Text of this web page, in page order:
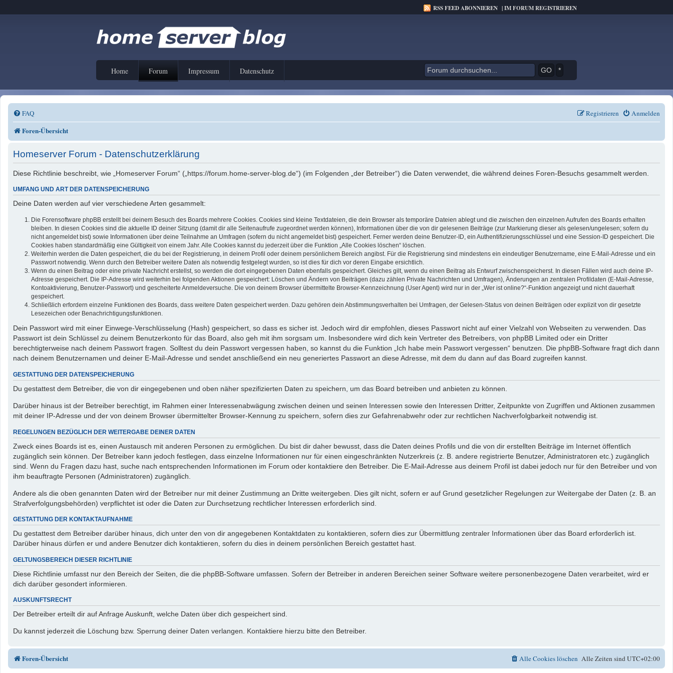
RSS FEED ABONNIEREN |IM FORUM REGISTRIEREN
Home Forum Impressum Datenschutz *
FAQ Anmelden
Registrieren
Foren-Übersicht
Homeserver Forum - Datenschutzerklärung
Diese Richtlinie beschreibt, wie „Homeserver Forum“ („https://forum.home-server-blog.de“) (im Folgenden „der Betreiber“) die Daten verwendet, die während deines Foren-Besuchs gesammelt werden.
UMFANG UND ART DER DATENSPEICHERUNG
Deine Daten werden auf vier verschiedene Arten gesammelt:
Die Forensoftware phpBB erstellt bei deinem Besuch des Boards mehrere Cookies. Cookies sind kleine Textdateien, die dein Browser als temporäre Dateien ablegt und die zwischen den einzelnen Aufrufen des Boards erhalten
bleiben. In diesen Cookies sind die aktuelle ID deiner Sitzung (damit dir alle Seitenaufrufe zugeordnet werden können), Informationen über die von dir gelesenen Beiträge (zur Markierung dieser als gelesen/ungelesen; sofern du
nicht angemeldet bist) sowie Informationen über deine Teilnahme an Umfragen (sofern du nicht angemeldet bist) gespeichert. Ferner werden deine Benutzer-ID, ein Authentifizierungsschlüssel und eine Session-ID gespeichert. Die
Cookies haben standardmäßig eine Gültigkeit von einem Jahr. Alle Cookies kannst du jederzeit über die Funktion „Alle Cookies löschen“ löschen.
Weiterhin werden die Daten gespeichert, die du bei der Registrierung, in deinem Profil oder deinem persönlichem Bereich angibst. Für die Registrierung sind mindestens ein eindeutiger Benutzername, eine E-Mail-Adresse und ein
Passwort notwendig. Wenn durch den Betreiber weitere Daten als notwendig festgelegt wurden, so ist dies für dich vor deren Eingabe ersichtlich.
Wenn du einen Beitrag oder eine private Nachricht erstellst, so werden die dort eingegebenen Daten ebenfalls gespeichert. Gleiches gilt, wenn du einen Beitrag als Entwurf zwischenspeicherst. In diesen Fällen wird auch deine IP-
Adresse gespeichert. Die IP-Adresse wird weiterhin bei folgenden Aktionen gespeichert: Löschen und Ändern von Beiträgen (dazu zählen Private Nachrichten und Umfragen), Änderungen an zentralen Profildaten (E-Mail-Adresse,
Kontoaktivierung, Benutzer-Passwort) und gescheiterte Anmeldeversuche. Die von deinem Browser übermittelte Browser-Kennzeichnung (User Agent) wird nur in der „Wer ist online?“-Funktion angezeigt und nicht dauerhaft
gespeichert.
Schließlich erfordern einzelne Funktionen des Boards, dass weitere Daten gespeichert werden. Dazu gehören dein Abstimmungsverhalten bei Umfragen, der Gelesen-Status von deinen Beiträgen oder explizit von dir gesetzte
Lesezeichen oder Benachrichtigungsfunktionen.
Dein Passwort wird mit einer Einwege-Verschlüsselung (Hash) gespeichert, so dass es sicher ist. Jedoch wird dir empfohlen, dieses Passwort nicht auf einer Vielzahl von Webseiten zu verwenden. Das
Passwort ist dein Schlüssel zu deinem Benutzerkonto für das Board, also geh mit ihm sorgsam um. Insbesondere wird dich kein Vertreter des Betreibers, von phpBB Limited oder ein Dritter
berechtigterweise nach deinem Passwort fragen. Solltest du dein Passwort vergessen haben, so kannst du die Funktion „Ich habe mein Passwort vergessen“ benutzen. Die phpBB-Software fragt dich dann
nach deinem Benutzernamen und deiner E-Mail-Adresse und sendet anschließend ein neu generiertes Passwort an diese Adresse, mit dem du dann auf das Board zugreifen kannst.
GESTATTUNG DER DATENSPEICHERUNG
Du gestattest dem Betreiber, die von dir eingegebenen und oben näher spezifizierten Daten zu speichern, um das Board betreiben und anbieten zu können.
Darüber hinaus ist der Betreiber berechtigt, im Rahmen einer Interessenabwägung zwischen deinen und seinen Interessen sowie den Interessen Dritter, Zeitpunkte von Zugriffen und Aktionen zusammen
mit deiner IP-Adresse und der von deinem Browser übermittelter Browser-Kennung zu speichern, sofern dies zur Gefahrenabwehr oder zur rechtlichen Nachverfolgbarkeit notwendig ist.
REGELUNGEN BEZÜGLICH DER WEITERGABE DEINER DATEN
Zweck eines Boards ist es, einen Austausch mit anderen Personen zu ermöglichen. Du bist dir daher bewusst, dass die Daten deines Profils und die von dir erstellten Beiträge im Internet öffentlich
zugänglich sein können. Der Betreiber kann jedoch festlegen, dass einzelne Informationen nur für einen eingeschränkten Nutzerkreis (z. B. andere registrierte Benutzer, Administratoren etc.) zugänglich
sind. Wenn du Fragen dazu hast, suche nach entsprechenden Informationen im Forum oder kontaktiere den Betreiber. Die E-Mail-Adresse aus deinem Profil ist dabei jedoch nur für den Betreiber und von
ihm beauftragte Personen (Administratoren) zugänglich.
Andere als die oben genannten Daten wird der Betreiber nur mit deiner Zustimmung an Dritte weitergeben. Dies gilt nicht, sofern er auf Grund gesetzlicher Regelungen zur Weitergabe der Daten (z. B. an
Strafverfolgungsbehörden) verpflichtet ist oder die Daten zur Durchsetzung rechtlicher Interessen erforderlich sind.
GESTATTUNG DER KONTAKTAUFNAHME
Du gestattest dem Betreiber darüber hinaus, dich unter den von dir angegebenen Kontaktdaten zu kontaktieren, sofern dies zur Übermittlung zentraler Informationen über das Board erforderlich ist.
Darüber hinaus dürfen er und andere Benutzer dich kontaktieren, sofern du dies in deinem persönlichen Bereich gestattet hast.
GELTUNGSBEREICH DIESER RICHTLINIE
Diese Richtlinie umfasst nur den Bereich der Seiten, die die phpBB-Software umfassen. Sofern der Betreiber in anderen Bereichen seiner Software weitere personenbezogene Daten verarbeitet, wird er
dich darüber gesondert informieren.
AUSKUNFTSRECHT
Der Betreiber erteilt dir auf Anfrage Auskunft, welche Daten über dich gespeichert sind.
Du kannst jederzeit die Löschung bzw. Sperrung deiner Daten verlangen. Kontaktiere hierzu bitte den Betreiber.
Foren-Übersicht Alle Zeiten sindUTC+02:00
Alle Cookies löschen